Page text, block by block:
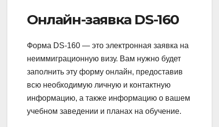
Онлайн-заявка DS-160
Форма DS-160 — это электронная заявка на
неиммиграционную визу. Вам нужно будет
заполнить эту форму онлайн, предоставив
всю необходимую личную и контактную
информацию, а также информацию о вашем
учебном заведении и планах на обучение.